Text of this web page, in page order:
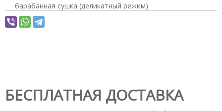
барабанная сушка (деликатный режим).
БЕСПЛАТНАЯ ДОСТАВКА